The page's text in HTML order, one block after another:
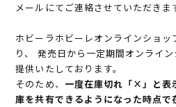
メールにてご連絡させていただきま
ホビーラホビーレオンラインショッ
り、 発売日から一定期間オンライ
提供いたしております。
そのため、 一度在庫切れ「×」と表
庫を共有できるようになった時点